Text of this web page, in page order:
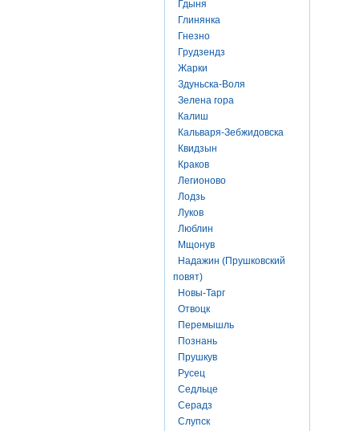
Гдыня
Глинянка
Гнезно
Грудзендз
Жарки
Здуньска-Воля
Зелена гора
Калиш
Кальваря-Зебжидовска
Квидзын
Краков
Легионово
Лодзь
Луков
Люблин
Мщонув
Надажин (Прушковский
повят)
Новы-Тарг
Отвоцк
Перемышль
Познань
Прушкув
Русец
Седльце
Серадз
Слупск